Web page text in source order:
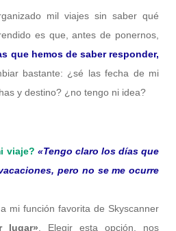
mil viajes sin saber qué
es que, antes de ponernos,
que hemos de saber responder,
bastante: ¿sé las fecha de mi
y destino? ¿no tengo ni idea?
viaje? «Tengo claro los días que
pero no se me ocurre
mi función favorita de Skyscanner
lugar» . Elegir esta opción, nos